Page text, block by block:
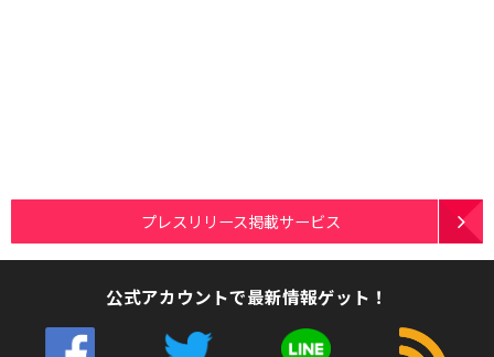
プレスリリース掲載サービス
公式アカウントで最新情報ゲット！